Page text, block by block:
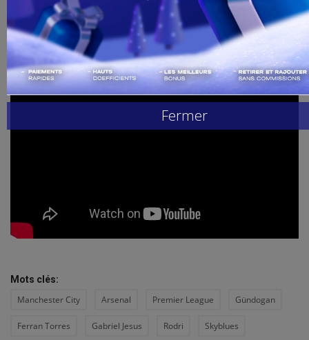
Handball
Buzz de Sport
Combat
Replay
Mis à jour: Août 30, 2021 - 16:00
Mots clés:
Manchester City Arsenal Premier League Gündogan
Ferran Torres Gabriel Jesus Rodri Skyblues
Fermer